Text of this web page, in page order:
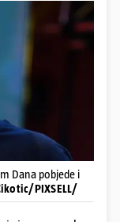
Dana pobjede i
PIXSELL/